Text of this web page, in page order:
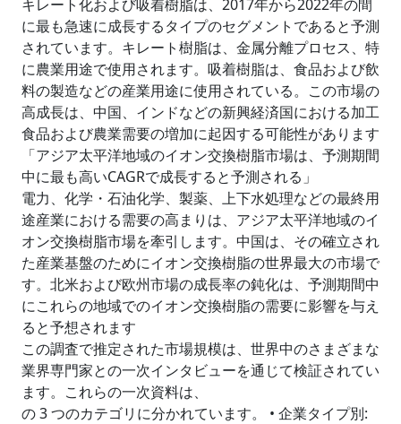
キレート化および吸着樹脂は、2017年から2022年の間
に最も急速に成長するタイプのセグメントであると予測
されています。キレート樹脂は、金属分離プロセス、特
に農業用途で使用されます。吸着樹脂は、食品および飲
料の製造などの産業用途に使用されている。この市場の
高成長は、中国、インドなどの新興経済国における加工
食品および農業需要の増加に起因する可能性があります
「アジア太平洋地域のイオン交換樹脂市場は、予測期間
中に最も高いCAGRで成長すると予測される」
電力、化学・石油化学、製薬、上下水処理などの最終用
途産業における需要の高まりは、アジア太平洋地域のイ
オン交換樹脂市場を牽引します。中国は、その確立され
た産業基盤のためにイオン交換樹脂の世界最大の市場で
す。北米および欧州市場の成長率の鈍化は、予測期間中
にこれらの地域でのイオン交換樹脂の需要に影響を与え
ると予想されます
この調査で推定された市場規模は、世界中のさまざまな
業界専門家との一次インタビューを通じて検証されてい
ます。これらの一次資料は、
の 3 つのカテゴリに分かれています。 • 企業タイプ別: